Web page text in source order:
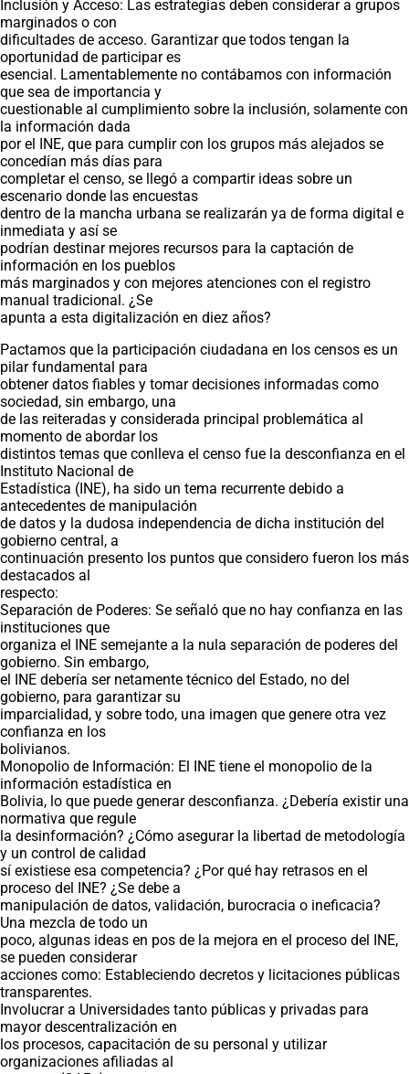
Inclusión y Acceso: Las estrategias deben considerar a grupos
marginados o con
dificultades de acceso. Garantizar que todos tengan la
oportunidad de participar es
esencial. Lamentablemente no contábamos con información
que sea de importancia y
cuestionable al cumplimiento sobre la inclusión, solamente con
la información dada
por el INE, que para cumplir con los grupos más alejados se
concedían más días para
completar el censo, se llegó a compartir ideas sobre un
escenario donde las encuestas
dentro de la mancha urbana se realizarán ya de forma digital e
inmediata y así se
podrían destinar mejores recursos para la captación de
información en los pueblos
más marginados y con mejores atenciones con el registro
manual tradicional. ¿Se
apunta a esta digitalización en diez años?
Pactamos que la participación ciudadana en los censos es un
pilar fundamental para
obtener datos fiables y tomar decisiones informadas como
sociedad, sin embargo, una
de las reiteradas y considerada principal problemática al
momento de abordar los
distintos temas que conlleva el censo fue la desconfianza en el
Instituto Nacional de
Estadística (INE), ha sido un tema recurrente debido a
antecedentes de manipulación
de datos y la dudosa independencia de dicha institución del
gobierno central, a
continuación presento los puntos que considero fueron los más
destacados al
respecto:
Separación de Poderes: Se señaló que no hay confianza en las
instituciones que
organiza el INE semejante a la nula separación de poderes del
gobierno. Sin embargo,
el INE debería ser netamente técnico del Estado, no del
gobierno, para garantizar su
imparcialidad, y sobre todo, una imagen que genere otra vez
confianza en los
bolivianos.
Monopolio de Información: El INE tiene el monopolio de la
información estadística en
Bolivia, lo que puede generar desconfianza. ¿Debería existir una
normativa que regule
la desinformación? ¿Cómo asegurar la libertad de metodología
y un control de calidad
sí existiese esa competencia? ¿Por qué hay retrasos en el
proceso del INE? ¿Se debe a
manipulación de datos, validación, burocracia o ineficacia?
Una mezcla de todo un
poco, algunas ideas en pos de la mejora en el proceso del INE,
se pueden considerar
acciones como: Estableciendo decretos y licitaciones públicas
transparentes.
Involucrar a Universidades tanto públicas y privadas para
mayor descentralización en
los procesos, capacitación de su personal y utilizar
organizaciones afiliadas al